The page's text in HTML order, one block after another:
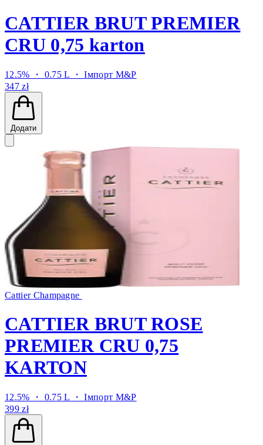
CATTIER BRUT PREMIER
CRU 0,75 karton
12.5% ・ 0.75 L ・Імпорт M&P
347 zł
Додати
Cattier Champagne
CATTIER BRUT ROSE
PREMIER CRU 0,75
KARTON
12.5% ・ 0.75 L ・Імпорт M&P
399 zł